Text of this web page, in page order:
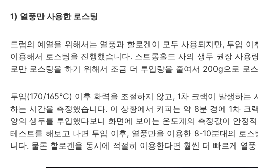
1) 열풍만 사용한 로스팅
드럼의 예열을 위해서는 열풍과 할로겐이 모두 사용되지만, 투입
이용해서 로스팅을 진행했습니다. 스트롱홀드 사의 생두 권장 사
로만 로스팅을 하기 위해서 조금 더 투입량을 줄여서 200g으로 로
투입(170/165℃) 이후 화력을 조절하지 않고, 1차 크랙이 발생하
하는 시간을 측정했습니다. 이 상황에서 커피는 약 8분 경에 1차 크
양의 생두를 투입했다보니 화면에 보이는 온도계의 측정값이 안정
테스트를 해보고 나면 투입 이후, 열풍만을 이용한 8-10분대의 로
니다. 물론 할로겐을 동시에 적절히 이용한다면 훨씬 더 빠르게 열